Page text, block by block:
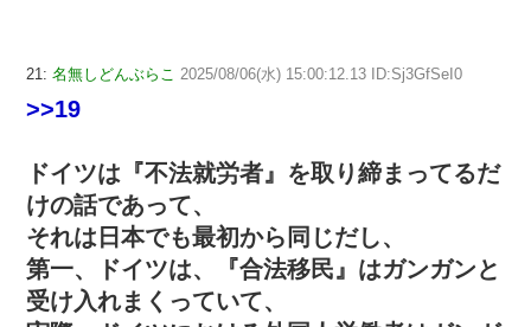
21: 名無しどんぶらこ 2025/08/06(水) 15:00:12.13 ID:Sj3GfSeI0
>>19
ドイツは『不法就労者』を取り締まってるだ
けの話であって、
それは日本でも最初から同じだし、
第一、ドイツは、『合法移民』はガンガンと
受け入れまくっていて、